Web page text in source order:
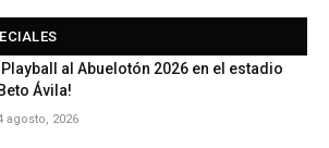
al Abuelotón 2026 en el estadio
Beto Ávila!
agosto, 2026